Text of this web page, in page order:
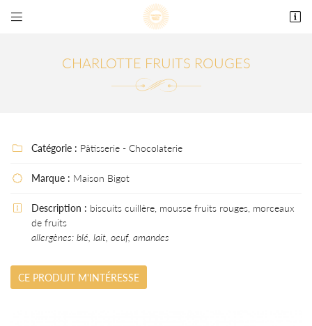
 
01 39 50 06 86
 Adresse email de réception
En cochant cette case, vous consentez à recevoir nos propositions commerciales à
INSCRIPTION
CHARLOTTE FRUITS ROUGES
 Catégorie : Pâtisserie - Chocolaterie
 Marque : Maison Bigot
 Description : biscuits cuillère, mousse fruits rouges, morceaux
de fruits
allergènes: blé, lait, oeuf, amandes
CE PRODUIT M'INTÉRESSE